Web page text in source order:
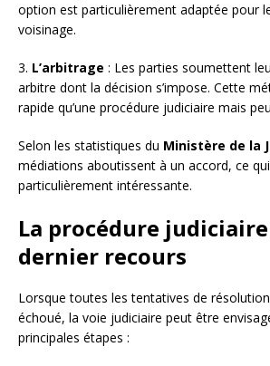
option est particulièrement adaptée pour
voisinage.
3. L’arbitrage : Les parties soumettent
arbitre dont la décision s’impose. Cette
rapide qu’une procédure judiciaire mais
Selon les statistiques du Ministère de la
médiations aboutissent à un accord, ce
particulièrement intéressante.
La procédure
dernier recours
Lorsque toutes les tentatives de
échoué, la voie judiciaire peut être
principales étapes :